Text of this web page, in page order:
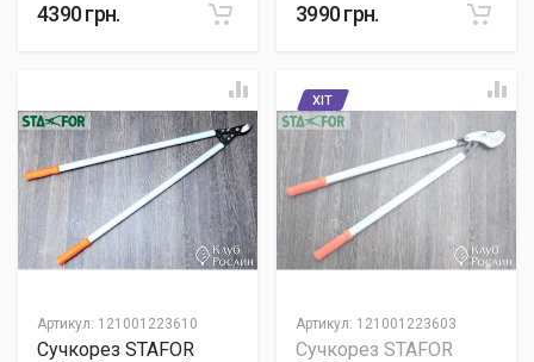
4390грн. 3990грн.
Артикул: 121001223610
Сучкорез STAFOR
Артикул: 121001223603
ХІТ
Сучкорез STAFOR